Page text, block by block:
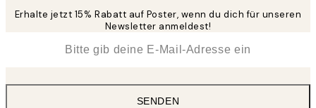
Erhalte jetzt 15% Rabatt auf Poster, wenn du dich für unseren
Newsletter anmeldest!
SENDEN